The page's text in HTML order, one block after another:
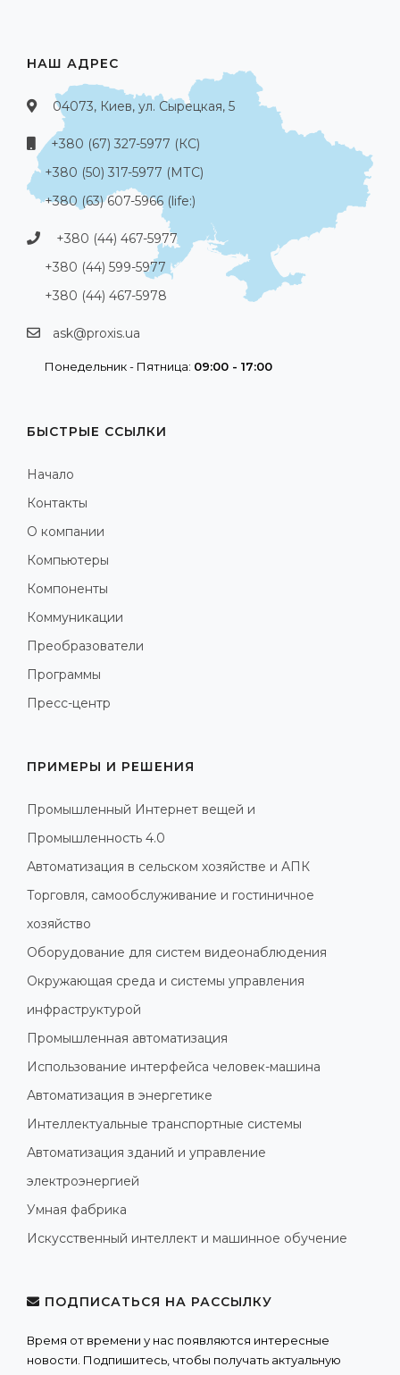
НАШ АДРЕС
04073, Киев, ул. Сырецкая, 5
+380 (67) 327-5977 (КС)
+380 (50) 317-5977 (МТС)
+380 (63) 607-5966 (life:)
+380 (44) 467-5977
+380 (44) 599-5977
+380 (44) 467-5978
ask@proxis.ua
Понедельник - Пятница: 09:00 - 17:00
БЫСТРЫЕ ССЫЛКИ
Начало
Контакты
О компании
Компьютеры
Компоненты
Коммуникации
Преобразователи
Программы
Пресс-центр
ПРИМЕРЫ И РЕШЕНИЯ
Промышленный Интернет вещей и
Промышленность 4.0
Автоматизация в сельском хозяйстве и АПК
Торговля, самообслуживание и гостиничное
хозяйство
Оборудование для систем видеонаблюдения
Окружающая среда и системы управления
инфраструктурой
Промышленная автоматизация
Использование интерфейса человек-машина
Автоматизация в энергетике
Интеллектуальные транспортные системы
Автоматизация зданий и управление
электроэнергией
Умная фабрика
Искусственный интеллект и машинное обучение
ПОДПИСАТЬСЯ НА РАССЫЛКУ
Время от времени у нас появляются интересные
новости. Подпишитесь, чтобы получать актуальную